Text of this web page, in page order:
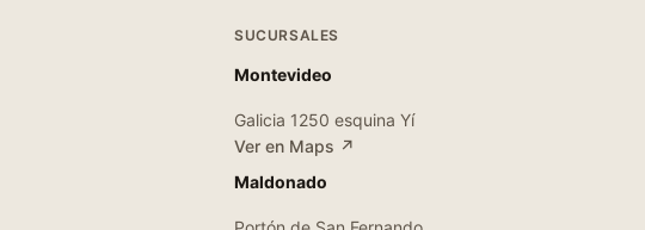
SUCURSALES
Montevideo
Galicia 1250 esquina Yí
Ver en Maps ↗
Maldonado